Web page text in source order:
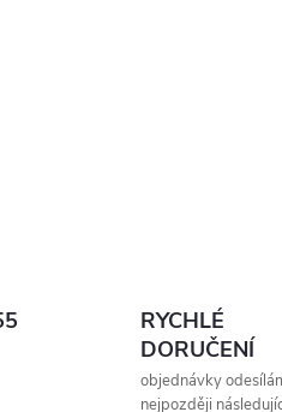
RYCHLÉ
DORUČENÍ
objednávky
nejpozději